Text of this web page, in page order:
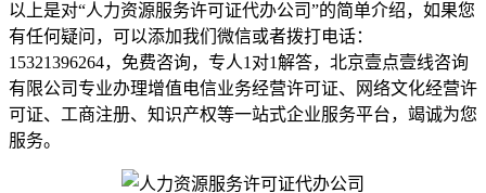
以上是对“人力资源服务许可证代办公司”的简单介绍，如果您
有任何疑问，可以添加我们微信或者拨打电话：
15321396264，免费咨询，专人1对1解答，北京壹点壹线咨询
有限公司专业办理增值电信业务经营许可证、网络文化经营许
可证、工商注册、知识产权等一站式企业服务平台，竭诚为您
服务。